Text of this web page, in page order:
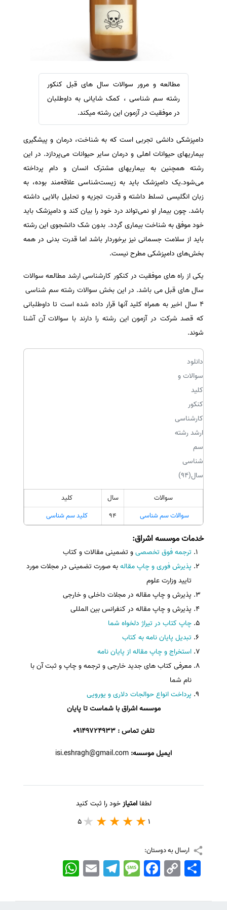
مشاهده همه زبان ها
سفارش کاهش کمیت
سفارش معرفی مجله
سفارش معرفی مقاله
سفارش معرفی کتاب
سفارش چکیده مبسوط
سفارش ترجمه مولتی‌مدیا
سفارش گویندگی
سفارش تولید محتوا
سفارش ترجمه همزمان
سفارش چکیده گرافیکی
سفارش تهیه کاورلتر
سفارش انگیزه‌نامه‌SOP
مطالعه و مرور سوالات سال های قبل کنکور
رشته سم شناسی ، کمک شایانی به داوطلبان
در موفقیت در آزمون این رشته میکند.
دامپزشکی دانشی تجربی است که به شناخت، درمان و پیشگیری
بیماریهای حیوانات اهلی و درمان سایر حیوانات می‌پردازد. در این
رشته همچنین به بیماریهای مشترک انسان و دام پرداخته
می‌شود.یک دامپزشک‌ باید به‌ زیست‌شناسی‌ علاقه‌مند بوده‌، به‌
زبان‌ انگلیسی‌ تسلط‌ داشته‌ و قدرت‌ تجزیه‌ و تحلیل‌ بالایی‌ داشته‌
باشد. چون‌ بیمار او نمی‌تواند درد خود را بیان‌ کند و دامپزشک‌ باید
خود موفق‌ به‌ شناخت‌ بیماری‌ گردد. بدون‌ شک‌ دانشجوی‌ این‌ رشته‌
باید از سلامت‌ جسمانی‌ نیز برخوردار باشد اما قدرت‌ بدنی‌ در همه‌
بخش‌های‌ دامپزشکی‌ مطرح‌ نیست‌.
یکی از راه های موفقیت در کنکور کارشناسی ارشد مطالعه سوالات
سال های قبل می باشد. در این بخش سوالات رشته سم شناسی
4 سال اخیر به همراه کلید آنها قرار داده شده است تا داوطلبانی
که قصد شرکت در آزمون این رشته را دارند با سوالات آن آشنا
شوند.
دانلود
سوالات و
کلید
کنکور
کارشناسی
ارشد رشته
سم
شناسی
سال(94)
سوالات سال
کلید
سوالات سم شناسی
94 کلید سم شناسی
خدمات موسسه اشراق:
ترجمه فوق تخصصیو تضمینی مقالات و کتاب
پذیرش فوری و چاپ مقالهبه صورت تضمینی در مجلات مورد
تایید وزارت علوم
پذیرش و چاپ مقاله در مجلات داخلی و خارجی
پذیرش و چاپ مقاله در کنفرانس بین المللی
چاپ کتاب در تیراژ دلخواه شما
تبدیل پایان نامه به کتاب
استخراج و چاپ مقاله از پایان نامه
معرفی کتاب های جدید خارجی و ترجمه و چاپ و ثبت آن با
نام شما
پرداخت انواع حوالجات دلاری و یورویی
موسسه اشراق با شماست تا پایان
تلفن تماس : 09149724933
ایمیل موسسه: isi.eshragh@gmail.com
لطفاامتیازخود را ثبت کنید
1
5
ارسال به دوستان:
WhatsApp EmailTelegramMessageFacebook Copy
Link
اشتراک